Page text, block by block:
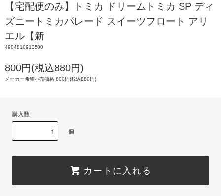
【宅配便のみ】トミカ ドリームトミカ SP ディ
ズニートミカパレード スイーツフロート アリ
エル【新
4904810913580
800円(税込880円)
メーカー希望小売価格 800円(税込880円)
購入数
個
カートに入れる